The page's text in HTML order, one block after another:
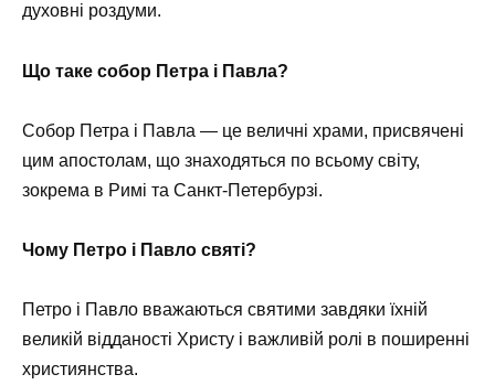
духовні роздуми.
Що таке собор Петра і Павла?
Собор Петра і Павла — це величні храми, присвячені
цим апостолам, що знаходяться по всьому світу,
зокрема в Римі та Санкт-Петербурзі.
Чому Петро і Павло святі?
Петро і Павло вважаються святими завдяки їхній
великій відданості Христу і важливій ролі в поширенні
християнства.